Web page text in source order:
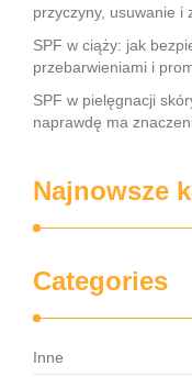
przyczyny, usuwanie i
SPF w ciąży: jak
przebarwieniami i
SPF w pielęgnacji
naprawdę ma
Najnowsze
Categories
Inne